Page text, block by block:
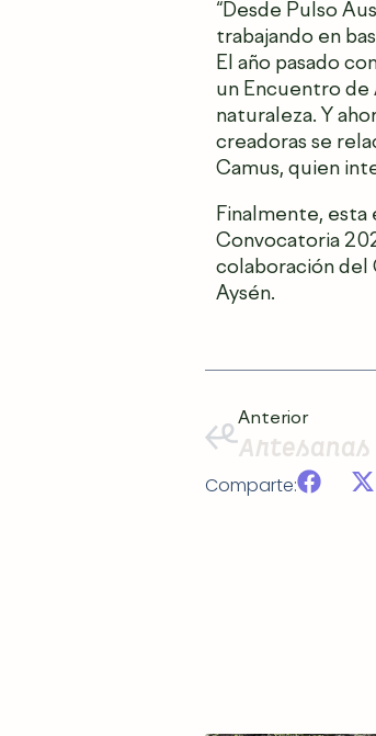
“Desde Pulso
trabajando en
El año pasado
un Encuentro de
naturaleza. Y
creadoras se
Camus, quien
Finalmente, esta
Convocatoria
colaboración del
Aysén.
Anterior
Comparte: